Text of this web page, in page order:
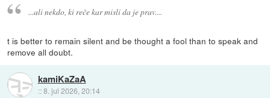
...ali nekdo, ki reče kar misli da je prav....
t is better to remain silent and be thought a fool than to speak and
remove all doubt.
kamiKaZaA
::8. jul 2026, 20:14